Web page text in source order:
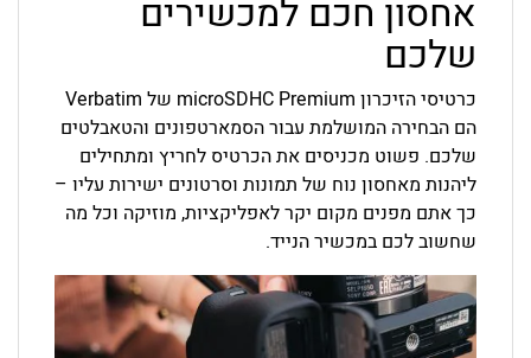
אחסון חכם למכשירים
שלכם
כרטיסי הזיכרון microSDHC Premium של Verbatim
הם הבחירה המושלמת עבור הסמארטפונים והטאבלטים
שלכם. פשוט מכניסים את הכרטיס לחריץ ומתחילים
ליהנות מאחסון נוח של תמונות וסרטונים ישירות עליו –
כך אתם מפנים מקום יקר לאפליקציות, מוזיקה וכל מה
שחשוב לכם במכשיר הנייד.